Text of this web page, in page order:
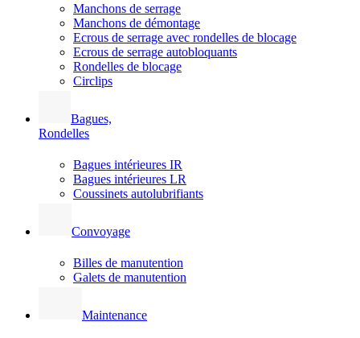
Manchons de serrage
Manchons de démontage
Ecrous de serrage avec rondelles de blocage
Ecrous de serrage autobloquants
Rondelles de blocage
Circlips
Bagues,
Rondelles
Bagues intérieures IR
Bagues intérieures LR
Coussinets autolubrifiants
Convoyage
Billes de manutention
Galets de manutention
Maintenance